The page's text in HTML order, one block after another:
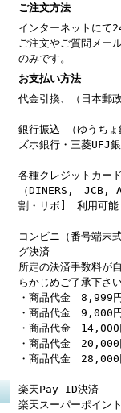
ご注文方法
インターネットにて
ご注文やご質問メー
のみです。
お支払い方法
代金引換、（日本郵
銀行振込 （ゆうちょ
ズホ銀行・三菱UFJ銀
各種クレジットカード
（DINERS, JCB,
割・リボ] 利用可能
コンビニ（番号端末
グ決済
所定の決済手数料が
らかじめご了承下さい
・商品代金 8,999
・商品代金 9,000
・商品代金
・商品代金
・商品代金
楽天Pay ID決済
楽天スーパーポイン